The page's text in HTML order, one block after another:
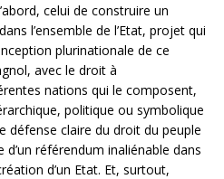
celui de construire un
l’ensemble de l’Etat, projet qui
plurinationale de ce
avec le droit à
nations qui le composent,
politique ou symbolique
défense claire du droit du peuple
référendum inaliénable dans
d’un Etat. Et, surtout,